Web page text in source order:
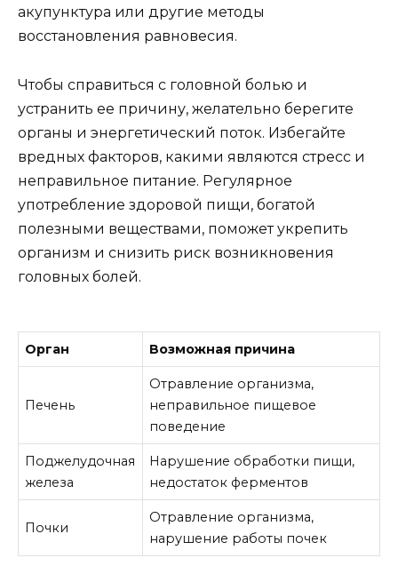
акупунктура или другие методы
восстановления равновесия.
Чтобы справиться с головной болью и
устранить ее причину, желательно берегите
органы и энергетический поток. Избегайте
вредных факторов, какими являются стресс и
неправильное питание. Регулярное
употребление здоровой пищи, богатой
полезными веществами, поможет укрепить
организм и снизить риск возникновения
головных болей.
Орган Возможная причина
Печень
Отравление организма,
неправильное пищевое
поведение
Поджелудочная
железа
Нарушение обработки пищи,
недостаток ферментов
Почки
Отравление организма,
нарушение работы почек